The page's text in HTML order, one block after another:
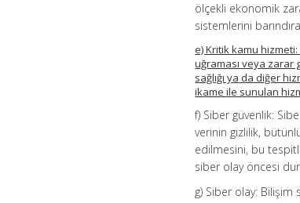
ölçekli ekonomik
sistemlerini
e) Kritik kamu
uğraması veya zarar
sağlığı ya da diğer
ikame ile sunulan
f) Siber güvenlik:
verinin gizlilik,
edilmesini, bu
siber olay öncesi
g) Siber olay: Bilişim